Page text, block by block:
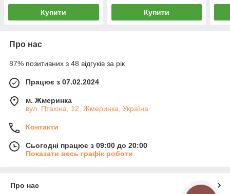
Купити Купити
Про нас
87% позитивних з 48 відгуків за рік
Працює з 07.02.2024
м. Жмеринка
вул. Птахіна, 12, Жмеринка, Україна
Контакти
Сьогодні працює з 09:00 до 20:00
Показати весь графік роботи
Про нас